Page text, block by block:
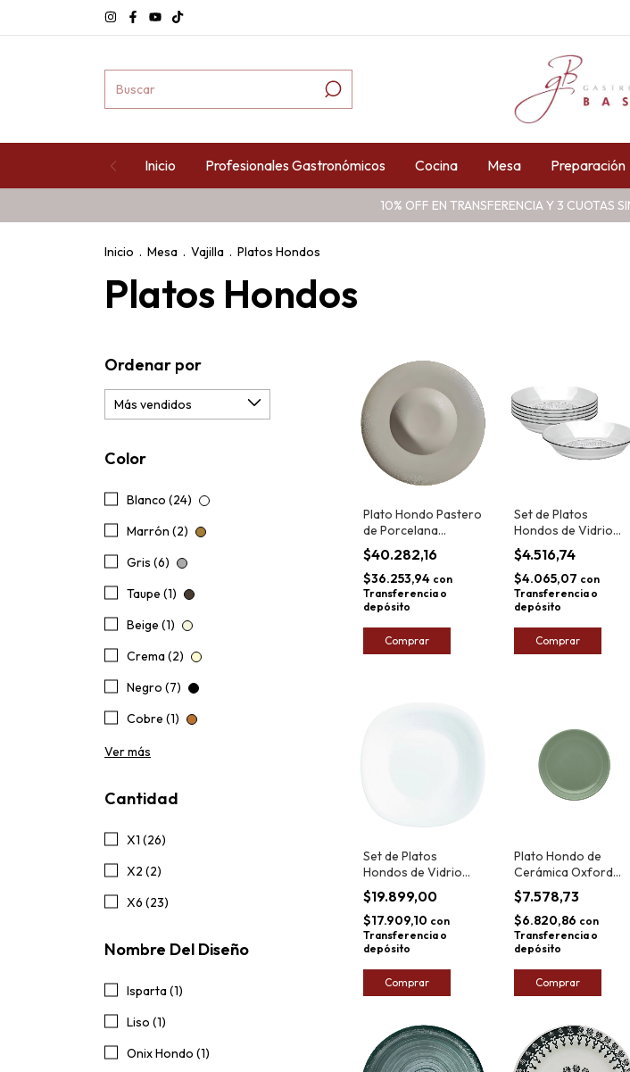
Inicio Profesionales Gastronómicos Cocina Mesa Preparación
10% OFF EN TRANSFERENCIA Y 3 CUOTAS
Inicio . Mesa . Vajilla . Platos Hondos
Platos Hondos
Ordenar por
Color
Blanco (24)
Marrón (2)
Gris (6)
Taupe (1)
Beige (1)
Crema (2)
Negro (7)
Cobre (1)
Ver más
Cantidad
X1 (26)
X2 (2)
X6 (23)
Nombre Del Diseño
Isparta (1)
Liso (1)
Onix Hondo (1)
Plato Hondo Pastero
de Porcelana
Baralee Fine Plus
30cm
$40.282,16
$36.253,94 con
Transferencia o
depósito
Comprar
Set de Platos
Hondos de Vidrio
Rigolleau
Aquamarine 21cm x6
$4.516,74
$4.065,07 con
Transferencia o
depósito
Comprar
Set de Platos
Hondos de Vidrio
Opal Luminarc
Carine 21cm x6
$19.899,00
$17.909,10 con
Transferencia o
depósito
Comprar
Plato Hondo de
Cerámica Oxford
Flat Matcha 20,5cm
$7.578,73
$6.820,86 con
Transferencia o
depósito
Comprar